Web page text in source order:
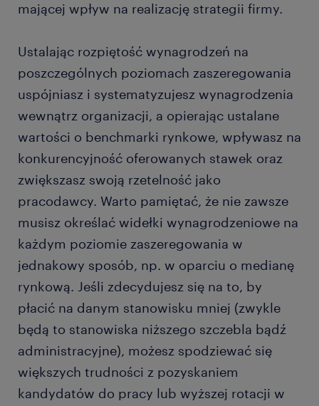
mającej wpływ na realizację strategii firmy.
Ustalając rozpiętość wynagrodzeń na
poszczególnych poziomach zaszeregowania
uspójniasz i systematyzujesz wynagrodzenia
wewnątrz organizacji, a opierając ustalane
wartości o benchmarki rynkowe, wpływasz na
konkurencyjność oferowanych stawek oraz
zwiększasz swoją rzetelność jako
pracodawcy. Warto pamiętać, że nie zawsze
musisz określać widełki wynagrodzeniowe na
każdym poziomie zaszeregowania w
jednakowy sposób, np. w oparciu o medianę
rynkową. Jeśli zdecydujesz się na to, by
płacić na danym stanowisku mniej (zwykle
będą to stanowiska niższego szczebla bądź
administracyjne), możesz spodziewać się
większych trudności z pozyskaniem
kandydatów do pracy lub wyższej rotacji w